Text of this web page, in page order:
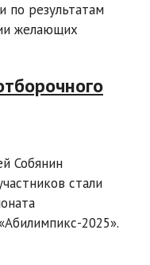
по результатам
желающих
Собянин
стали
2025».